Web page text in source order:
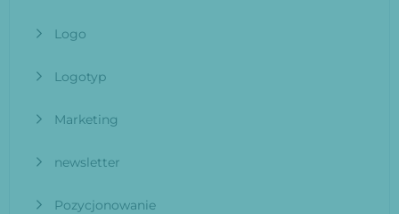
Logo
Logotyp
Marketing
newsletter
Pozycjonowanie